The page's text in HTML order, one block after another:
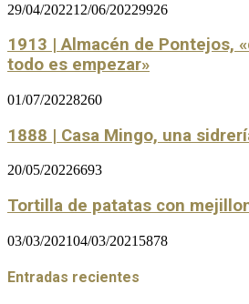
29/04/202212/06/20229926
1913 | Almacén de Pontejos,
todo es empezar»
01/07/20228260
1888 | Casa Mingo, una
20/05/20226693
Tortilla de patatas con
03/03/202104/03/2021 5878
Entradas recientes